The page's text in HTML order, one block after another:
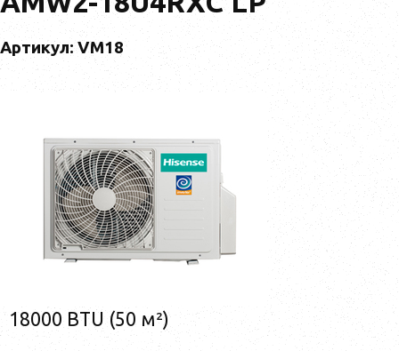
Артикул: VM18
18000 BTU (50 м²)